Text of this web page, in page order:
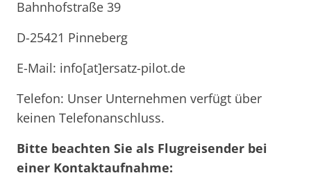
Bahnhofstraße 39
D-25421 Pinneberg
E-Mail: info[at]ersatz-pilot.de
Telefon: Unser Unternehmen verfügt über
keinen Telefonanschluss.
Bitte beachten Sie als Flugreisender bei
einer Kontaktaufnahme: